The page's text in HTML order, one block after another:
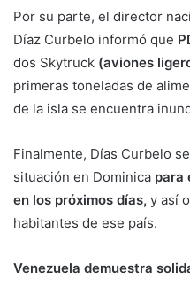
Por su parte, el director
Díaz Curbelo informó que
dos Skytruck (aviones
primeras toneladas de
de la isla se encuentra
Finalmente, Días Curbelo
situación en Dominica para
en los próximos días, y así
habitantes de ese país.
Venezuela demuestra